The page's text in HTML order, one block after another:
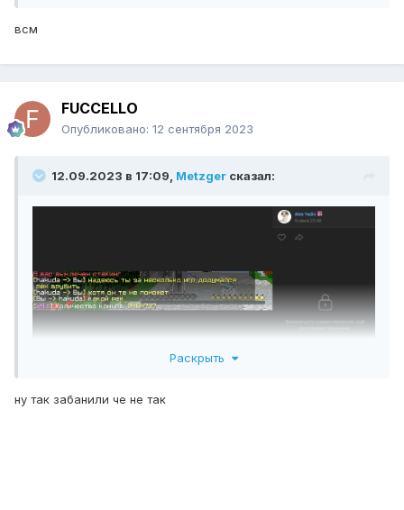
всм
FUCCELLO
Опубликовано: 12 сентября 2023
12.09.2023 в 17:09, Metzger сказал:
Раскрыть
ну так забанили че не так